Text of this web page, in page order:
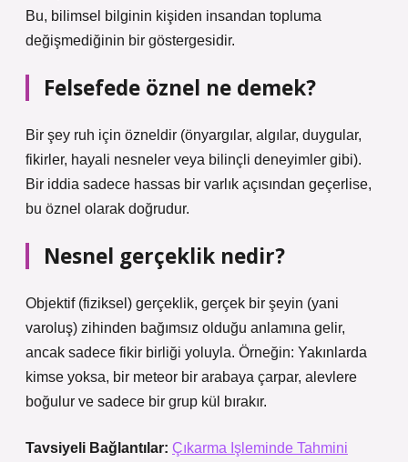
Bu, bilimsel bilginin kişiden insandan topluma
değişmediğinin bir göstergesidir.
Felsefede öznel ne demek?
Bir şey ruh için özneldir (önyargılar, algılar, duygular,
fikirler, hayali nesneler veya bilinçli deneyimler gibi).
Bir iddia sadece hassas bir varlık açısından geçerlise,
bu öznel olarak doğrudur.
Nesnel gerçeklik nedir?
Objektif (fiziksel) gerçeklik, gerçek bir şeyin (yani
varoluş) zihinden bağımsız olduğu anlamına gelir,
ancak sadece fikir birliği yoluyla. Örneğin: Yakınlarda
kimse yoksa, bir meteor bir arabaya çarpar, alevlere
boğulur ve sadece bir grup kül bırakır.
Tavsiyeli Bağlantılar: Çıkarma Işleminde Tahmini